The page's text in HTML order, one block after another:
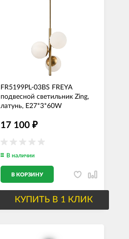
FR5199PL-03BS FREYA
подвесной светильник Zing,
латунь, E27*3*60W
17 100 ₽
В наличии
В КОРЗИНУ
КУПИТЬ В 1 КЛИК